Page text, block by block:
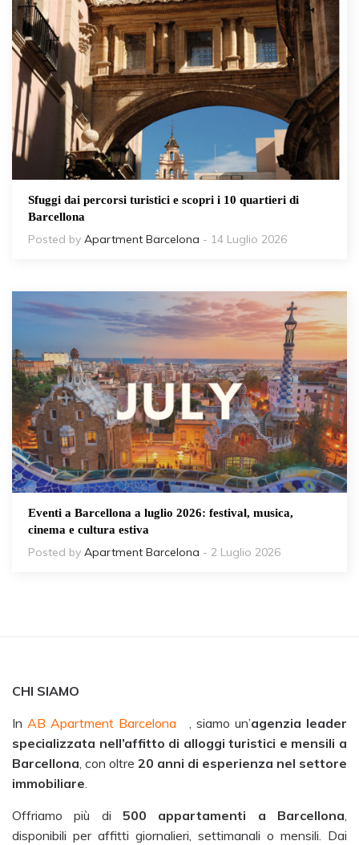
Sfuggi dai percorsi turistici e scopri i 10 quartieri di
Barcellona
Posted by Apartment Barcelona - 14 Luglio 2026
Eventi a Barcellona a luglio 2026: festival, musica,
cinema e cultura estiva
Posted by Apartment Barcelona - 2 Luglio 2026
CHI SIAMO
In AB Apartment Barcelona , siamo un’agenzia leader
specializzata nell’affitto di alloggi turistici e mensili a
Barcellona, con oltre 20 anni di esperienza nel settore
immobiliare.
Offriamo più di 500 appartamenti a Barcellona,
disponibili per affitti giornalieri, settimanali o mensili. Dai